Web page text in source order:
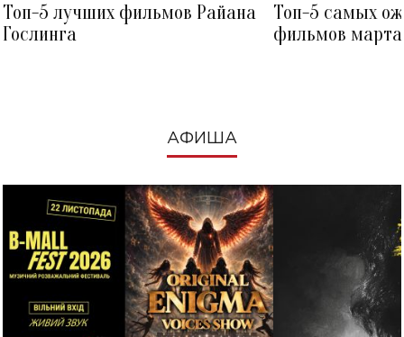
Топ-5 лучших фильмов Райана
Гослинга
Топ-5 самых
фильмов
АФИША